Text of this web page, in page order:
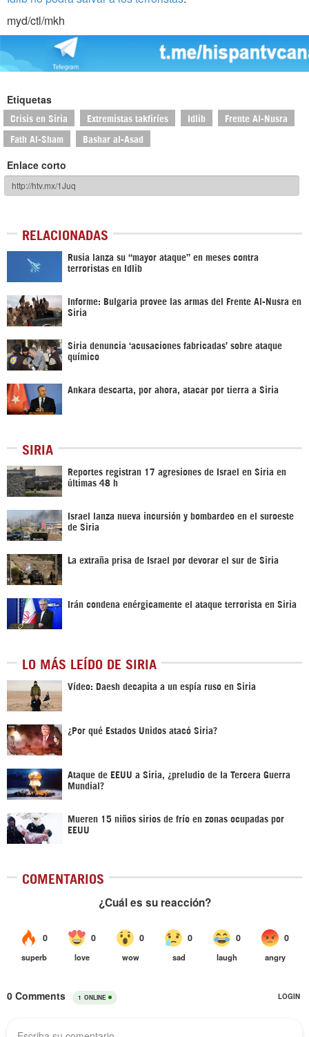
myd/ctl/mkh
Etiquetas
Crisis en Siria Extremistas takfiríes Idlib Frente Al-Nusra
Fath Al-Sham Bashar al-Asad
Enlace corto
RELACIONADAS
Rusia lanza su “mayor ataque” en meses contra
terroristas en Idlib
Informe: Bulgaria provee las armas del Frente Al-Nusra en
Siria
Siria denuncia ‘acusaciones fabricadas’ sobre ataque
químico
Ankara descarta, por ahora, atacar por tierra a Siria
SIRIA
Reportes registran 17 agresiones de Israel en Siria en
últimas 48 h
Israel lanza nueva incursión y bombardeo en el suroeste
de Siria
La extraña prisa de Israel por devorar el sur de Siria
Irán condena enérgicamente el ataque terrorista en Siria
LO MÁS LEÍDO DE SIRIA
Vídeo: Daesh decapita a un espía ruso en Siria
¿Por qué Estados Unidos atacó Siria?
Ataque de EEUU a Siria, ¿preludio de la Tercera Guerra
Mundial?
Mueren 15 niños sirios de frío en zonas ocupadas por
EEUU
COMENTARIOS